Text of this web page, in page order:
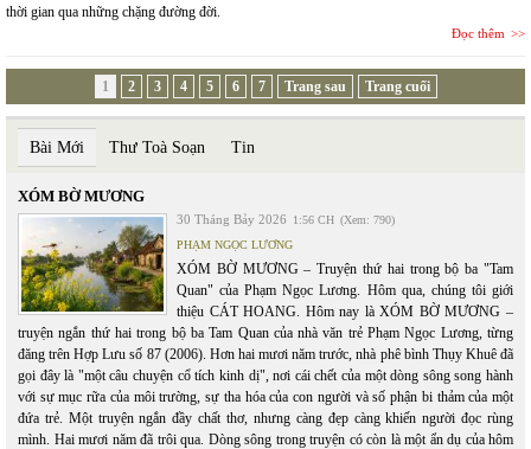
thời gian qua những chặng đường đời.
Đọc thêm
1 2 3 4 5 6 7 Trang sau Trang cuối
Bài Mới Thư Toà Soạn Tin
XÓM BỜ MƯƠNG
30 Tháng Bảy 2026 1:56 CH (Xem: 790)
PHẠM NGỌC LƯƠNG
XÓM BỜ MƯƠNG – Truyện thứ hai trong bộ ba "Tam
Quan" của Phạm Ngọc Lương. Hôm qua, chúng tôi giới
thiệu CÁT HOANG. Hôm nay là XÓM BỜ MƯƠNG –
truyện ngắn thứ hai trong bộ ba Tam Quan của nhà văn trẻ Phạm Ngọc Lương, từng
đăng trên Hợp Lưu số 87 (2006). Hơn hai mươi năm trước, nhà phê bình Thụy Khuê đã
gọi đây là "một câu chuyện cổ tích kinh dị", nơi cái chết của một dòng sông song hành
với sự mục rữa của môi trường, sự tha hóa của con người và số phận bi thảm của một
đứa trẻ. Một truyện ngắn đầy chất thơ, nhưng càng đẹp càng khiến người đọc rùng
mình. Hai mươi năm đã trôi qua. Dòng sông trong truyện có còn là một ẩn dụ của hôm